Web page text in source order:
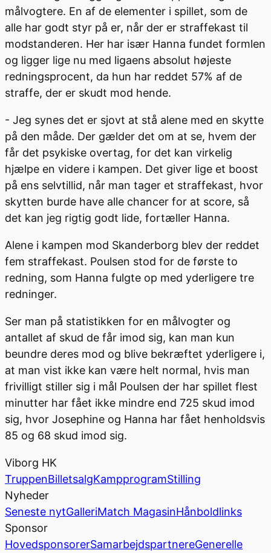
målvogtere. En af de elementer i spillet, som de
alle har godt styr på er, når der er straffekast til
modstanderen. Her har især Hanna fundet formlen
og ligger lige nu med ligaens absolut højeste
redningsprocent, da hun har reddet 57% af de
straffe, der er skudt mod hende.
- Jeg synes det er sjovt at stå alene med en skytte
på den måde. Der gælder det om at se, hvem der
får det psykiske overtag, for det kan virkelig
hjælpe en videre i kampen. Det giver lige et boost
på ens selvtillid, når man tager et straffekast, hvor
skytten burde have alle chancer for at score, så
det kan jeg rigtig godt lide, fortæller Hanna.
Alene i kampen mod Skanderborg blev der reddet
fem straffekast. Poulsen stod for de første to
redning, som Hanna fulgte op med yderligere tre
redninger.
Ser man på statistikken for en målvogter og
antallet af skud de får imod sig, kan man kun
beundre deres mod og blive bekræftet yderligere i,
at man vist ikke kan være helt normal, hvis man
frivilligt stiller sig i mål Poulsen der har spillet flest
minutter har fået ikke mindre end 725 skud imod
sig, hvor Josephine og Hanna har fået henholdsvis
85 og 68 skud imod sig.
Viborg HK
TruppenBilletsalgKampprogramStilling
Nyheder
Seneste nytGalleriMatch MagasinHånboldlinks
Sponsor
HovedsponsorerSamarbejdspartnereGenerelle